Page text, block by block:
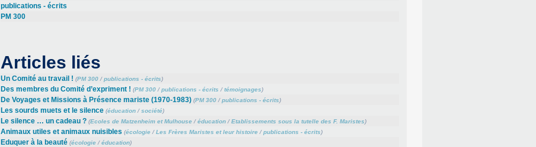
publications - écrits
PM 300
Articles liés
Un Comité au travail ! (PM 300/publications - écrits)
Des membres du Comité d’expriment ! (PM 300/publications - écrits /témoignages)
De Voyages et Missions à Présence mariste (1970-1983) (PM 300/publications - écrits)
Les sourds muets et le silence (éducation/société)
Le silence … un cadeau ? (Ecoles de Matzenheim et Mulhouse/éducation/Etablissements sous la tutelle des F. Maristes)
Animaux utiles et animaux nuisibles (écologie/Les Frères Maristes et leur histoire/publications - écrits)
Eduquer à la beauté (écologie/éducation)